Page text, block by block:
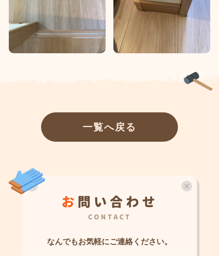
一覧へ戻る
お 問 い 合 わ せ
CONTACT
なんでもお気軽にご連絡ください。